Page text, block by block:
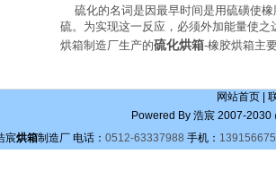
硫化的名词是因最早时间是用硫磺使橡
硫。为实现这一反应，必须外加能量使
烘箱制造厂生产的硫化烘箱-橡胶烘箱主
网站首页|
Powered By 浩宸 2007-2030
宸烘箱制造厂电话： 0512-63337988 手机：